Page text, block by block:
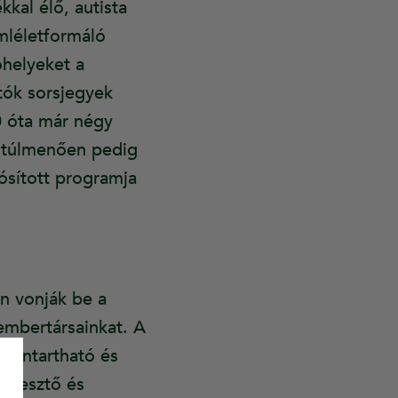
élő, autista
a
sorsjegyek
óta már négy
pedig
programja
vonják be a
A
és
és